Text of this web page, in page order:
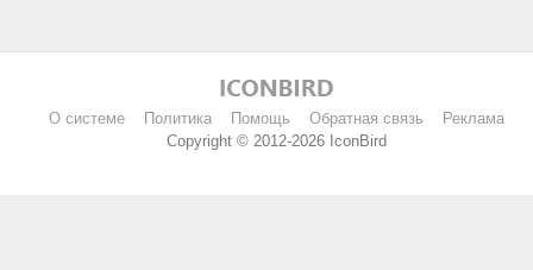
О системе Политика Помощь Обратная связь
Реклама
Copyright © 2012-2026 IconBird